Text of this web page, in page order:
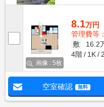
画像 : 5枚
8.1万円
管理費等
敷
16.2
4階
1K
空室確認 無料